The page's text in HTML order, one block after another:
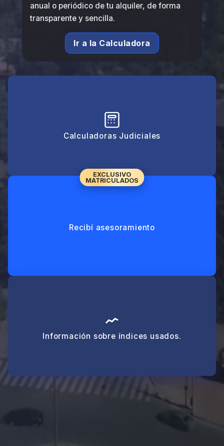
anual o periódico de tu alquiler, de forma
transparente y sencilla.
Ir a la Calculadora
Calculadoras Judiciales
EXCLUSIVO
MATRICULADOS
Recibí asesoramiento
Información sobre índices usados.